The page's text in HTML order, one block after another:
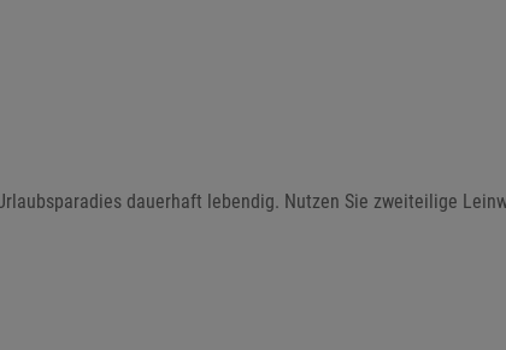
dauerhaft lebendig. Nutzen Sie zweiteilige